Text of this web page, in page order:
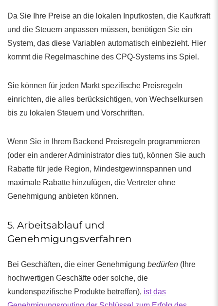
Da Sie Ihre Preise an die lokalen Inputkosten, die Kaufkraft
und die Steuern anpassen müssen, benötigen Sie ein
System, das diese Variablen automatisch einbezieht. Hier
kommt die Regelmaschine des CPQ-Systems ins Spiel.
Sie können für jeden Markt spezifische Preisregeln
einrichten, die alles berücksichtigen, von Wechselkursen
bis zu lokalen Steuern und Vorschriften.
Wenn Sie in Ihrem Backend Preisregeln programmieren
(oder ein anderer Administrator dies tut), können Sie auch
Rabatte für jede Region, Mindestgewinnspannen und
maximale Rabatte hinzufügen, die Vertreter ohne
Genehmigung anbieten können.
5. Arbeitsablauf und
Genehmigungsverfahren
Bei Geschäften, die einer Genehmigung bedürfen (Ihre
hochwertigen Geschäfte oder solche, die
kundenspezifische Produkte betreffen), ist das